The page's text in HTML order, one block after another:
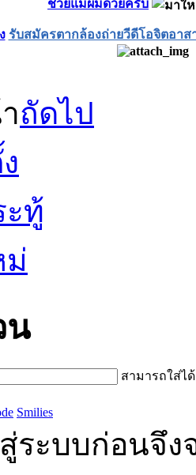
ช่วยแม่่ผมด้วยครับ
รับสมัครตากล้องถ่ายวีดีโอจิตอาส
ถัดไป
น
สามารถใส่ไ
Smilies
ระบบก่อนจึ